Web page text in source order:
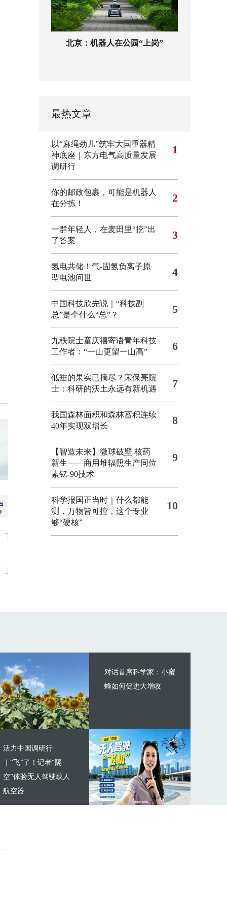
北京：机器人在公园“上岗”
最热文章
以“麻绳劲儿”筑牢大国重器精
神底座｜东方电气高质量发展
调研行
1
你的邮政包裹，可能是机器人
在分拣！
2
一群年轻人，在麦田里“挖”出
了答案
3
氢电共储！气-固氢负离子原
型电池问世
4
中国科技欣先说｜“科技副
总”是个什么“总”？
5
九秩院士童庆禧寄语青年科技
工作者：“一山更望一山高”
6
低垂的果实已摘尽？宋保亮院
士：科研的沃土永远有新机遇
7
我国森林面积和森林蓄积连续
40年实现双增长
8
【智造未来】微球破壁 核药
新生——商用堆辐照生产同位
素钇-90技术
9
科学报国正当时｜什么都能
测，万物皆可控，这个专业
够“硬核”
10
对话首席科学家：小蜜
蜂如何促进大增收
活力中国调研行
｜“飞”了！记者“隔
空”体验无人驾驶载人
航空器